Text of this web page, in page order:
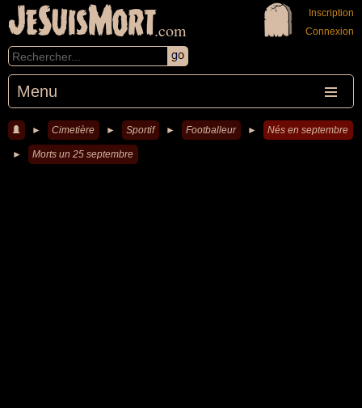
JeSuisMort.com
Menu
Inscription
Connexion
► Cimetière ► Sportif ► Footballeur ► Nés en septembre
► Morts un 25 septembre